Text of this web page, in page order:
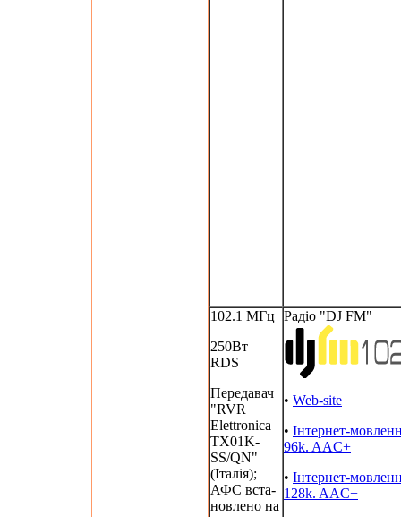
102.1 МГц
250Вт
RDS
Передавач
"RVR
Elettronica
TX01K-
SS/QN"
(Італія);
АФС вста-
новлено на
Радіо "DJ FM"
• Web-site
• Інтернет-
96k. AAC+
• Інтернет-
128k. AAC+